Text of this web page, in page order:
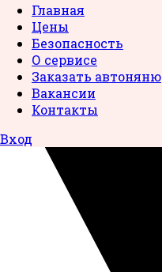
Главная
Цены
Безопасность
О сервисе
Заказать автоняню
Вакансии
Контакты
Вход